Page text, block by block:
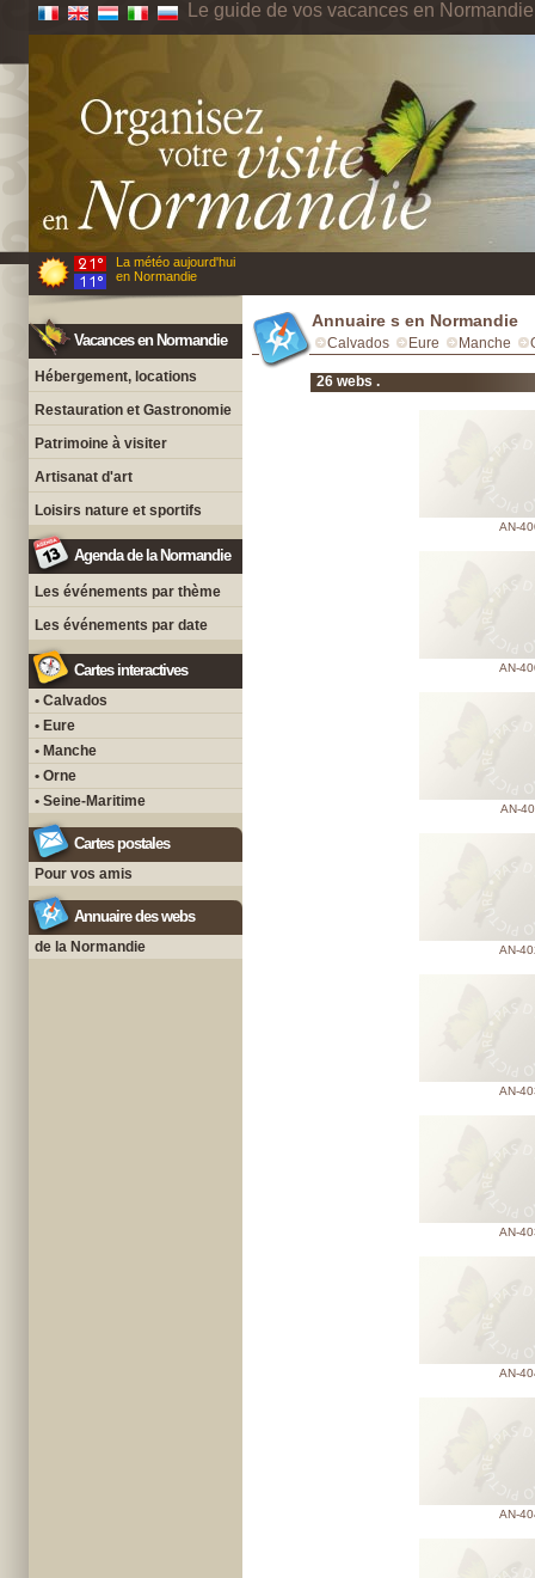
Le guide de vos vacances en Normandie
La météo aujourd'hui
en Normandie
Vacances en Normandie
Hébergement, locations
Restauration et Gastronomie
Patrimoine à visiter
Artisanat d'art
Loisirs nature et sportifs
Agenda de la Normandie
Les événements par thème
Les événements par date
Cartes interactives
• Calvados
• Eure
• Manche
• Orne
• Seine-Maritime
Cartes postales
Pour vos amis
Annuaire des webs
de la Normandie
Annuaire s en Normandie
Calvados Eure Manche
26 webs .
AN-
AN-
AN-
AN-
AN-
AN-
AN-
AN-